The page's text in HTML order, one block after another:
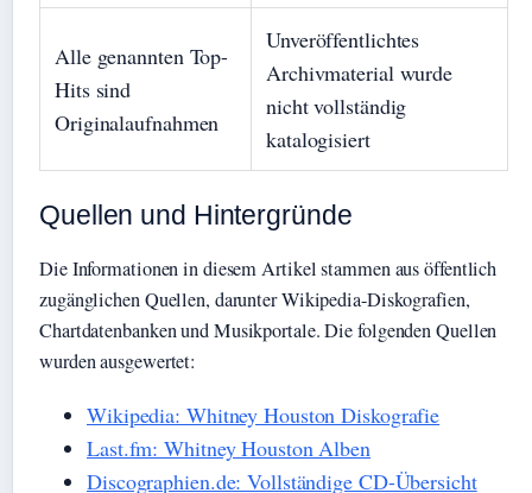
Alle genannten Top-
Hits sind
Originalaufnahmen
Unveröffentlichtes
Archivmaterial wurde
nicht vollständig
katalogisiert
Quellen und Hintergründe
Die Informationen in diesem Artikel stammen aus öffentlich
zugänglichen Quellen, darunter Wikipedia-Diskografien,
Chartdatenbanken und Musikportale. Die folgenden Quellen
wurden ausgewertet:
Wikipedia: Whitney Houston Diskografie
Last.fm: Whitney Houston Alben
Discographien.de: Vollständige CD-Übersicht